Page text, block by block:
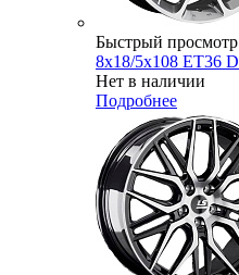
Быстрый просмотр
8x18/5x108 ET36
Нет в наличии
Подробнее